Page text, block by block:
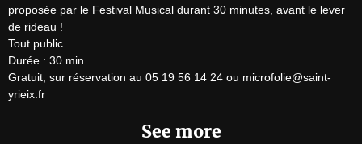
proposée par le Festival Musical durant 30 minutes, avant le lever
de rideau !
Tout public
Durée : 30 min
Gratuit, sur réservation au 05 19 56 14 24 ou microfolie@saint-
yrieix.fr
See more